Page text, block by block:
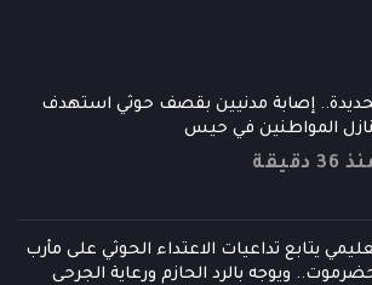
إصابة مدنيين بقصف حوثي استهدف
المواطنين في حيس
36 دقيقة
يتابع تداعيات الاعتداء الحوثي على مأرب
ويوجه بالرد الحازم ورعاية الجرحى